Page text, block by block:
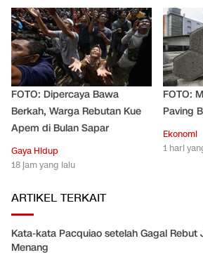
FOTO: Dipercaya Bawa
Berkah, Warga Rebutan Kue
Apem di Bulan Sapar
Gaya Hidup
18 jam yang lalu
FOTO:
Paving
Ekonomi
1 hari
ARTIKEL TERKAIT
Kata-kata Pacquiao setelah Gagal Rebut
Menang